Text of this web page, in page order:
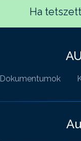
Ha
Dokumentumok